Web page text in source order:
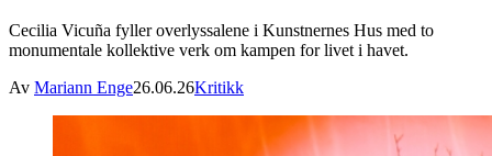
Cecilia Vicuña fyller overlyssalene i Kunstnernes Hus med to
monumentale kollektive verk om kampen for livet i havet.
Av Mariann Enge26.06.26Kritikk